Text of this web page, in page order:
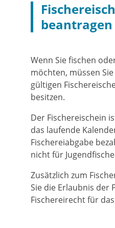
beantragen
Wenn Sie fischen
möchten, müssen
gültigen
besitzen.
Der Fischereischein
das laufende
Fischereiabgabe
nicht für
Zusätzlich zum
Sie die Erlaubnis der
Fischereirecht für